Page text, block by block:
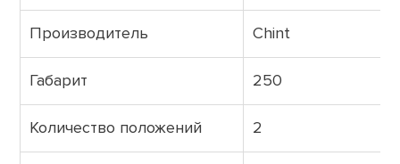
Производитель Chint
Габарит 250
Количество положений 2